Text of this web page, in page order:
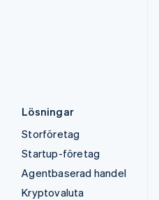
Lösningar
Storföretag
Startup-företag
Agentbaserad handel
Kryptovaluta